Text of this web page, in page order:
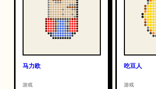
马力欧
游戏
吃豆人
游戏